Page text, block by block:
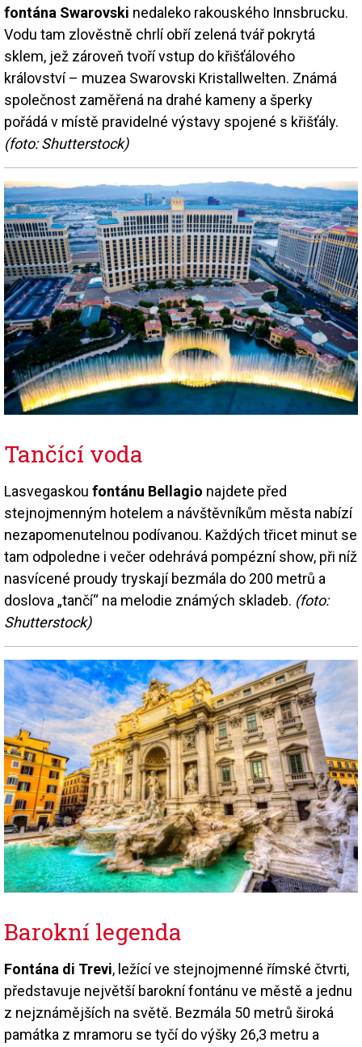
fontána Swarovski nedaleko rakouského Innsbrucku.
Vodu tam zlověstně chrlí obří zelená tvář pokrytá
sklem, jež zároveň tvoří vstup do křišťálového
království – muzea Swarovski Kristallwelten. Známá
společnost zaměřená na drahé kameny a šperky
pořádá v místě pravidelné výstavy spojené s křišťály.
(foto: Shutterstock)
Tančící voda
Lasvegaskou fontánu Bellagio najdete před
stejnojmenným hotelem a návštěvníkům města nabízí
nezapomenutelnou podívanou. Každých třicet minut se
tam odpoledne i večer odehrává pompézní show, při níž
nasvícené proudy tryskají bezmála do 200 metrů a
doslova „tančí“ na melodie známých skladeb. (foto:
Shutterstock)
Barokní legenda
Fontána di Trevi, ležící ve stejnojmenné římské čtvrti,
představuje největší barokní fontánu ve městě a jednu
z nejznámějších na světě. Bezmála 50 metrů široká
památka z mramoru se tyčí do výšky 26,3 metru a